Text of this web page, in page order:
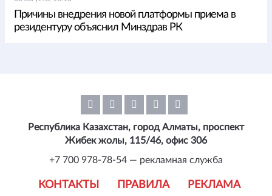
Причины внедрения новой платформы приема в
резидентуру объяснил Минздрав РК
КОНТАКТЫ ПРАВИЛА РЕКЛАМА
Республика Казахстан, город Алматы, проспект
Жибек жолы, 115/46, офис 306
+7 700 978-78-54 — рекламная служба